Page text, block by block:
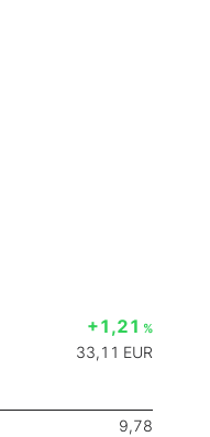
+1,21 %
33,11 EUR
9,78